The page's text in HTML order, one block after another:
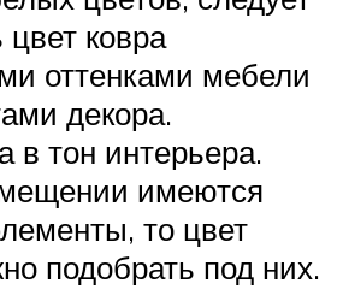
цвет ковра
оттенками мебели
декора.
в тон интерьера.
имеются
то цвет
подобрать под них.